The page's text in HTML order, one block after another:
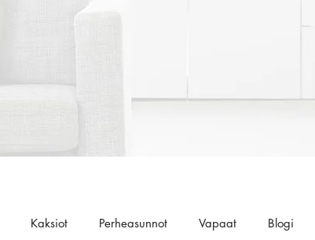
Kaksiot Perheasunnot Vapaat Blogi